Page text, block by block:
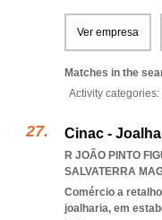
Ver empresa
Matches in the
Activity categories:
Cinac -
R JOÃO PINTO
SALVATERRA
Comércio a
joalharia, em